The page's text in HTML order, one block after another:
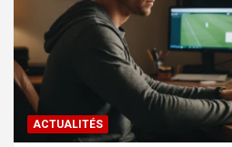
ACTUALITÉS